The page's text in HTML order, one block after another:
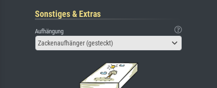
Sonstiges & Extras
Aufhängung
Zackenaufhänger (gesteckt)